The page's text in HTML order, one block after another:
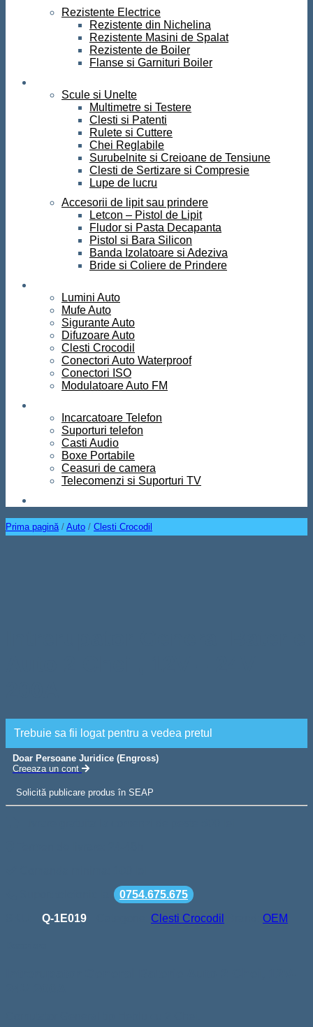
Rezistente Electrice
Rezistente din Nichelina
Rezistente Masini de Spalat
Rezistente de Boiler
Flanse si Garnituri Boiler
Scule si Unelte
Multimetre si Testere
Clesti si Patenti
Rulete si Cuttere
Chei Reglabile
Surubelnite si Creioane de Tensiune
Clesti de Sertizare si Compresie
Lupe de lucru
Accesorii de lipit sau prindere
Letcon – Pistol de Lipit
Fludor si Pasta Decapanta
Pistol si Bara Silicon
Banda Izolatoare si Adeziva
Bride si Coliere de Prindere
Lumini Auto
Mufe Auto
Sigurante Auto
Difuzoare Auto
Clesti Crocodil
Conectori Auto Waterproof
Conectori ISO
Modulatoare Auto FM
Incarcatoare Telefon
Suporturi telefon
Casti Audio
Boxe Portabile
Ceasuri de camera
Telecomenzi si Suporturi TV
Prima pagină / Auto / Clesti Crocodil
Trebuie sa fii logat pentru a vedea pretul
Doar Persoane Juridice (Engross)
Creeaza un cont
Solicită publicare produs în SEAP
0754.675.675
Q-1E019 Clesti Crocodil OEM